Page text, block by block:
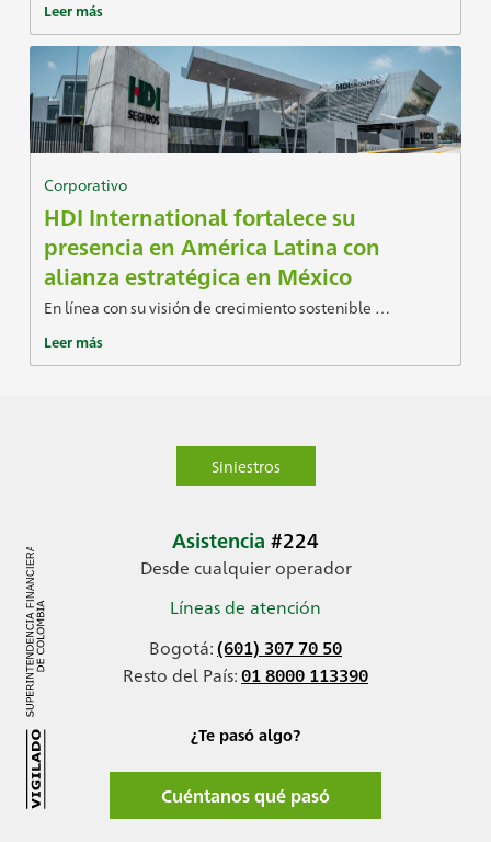
Leer más
Corporativo
HDI International fortalece su
presencia en América Latina con
alianza estratégica en México
En línea con su visión de crecimiento sostenible …
Leer más
Siniestros
Asistencia #224
Desde cualquier operador
Líneas de atención
Bogotá:(601) 307 70 50
Resto del País:01 8000 113390
¿Te pasó algo?
Cuéntanos qué pasó